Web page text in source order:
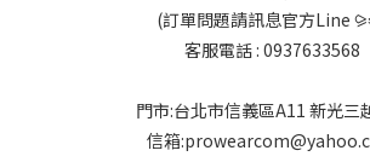
(訂單問題請訊息官方Line
客服電話 : 0937633568
門市:台北市信義區A11 新光三
信箱